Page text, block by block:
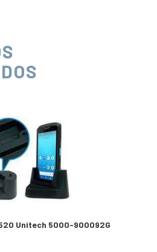
Unitech 5000-900092G